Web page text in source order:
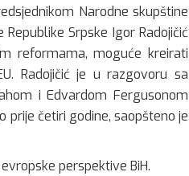
Narodne skupštine
Srpske Igor Radojičić
reformama, moguće kreirati
Radojičić je u razgovoru sa
i Edvardom Fergusonom
prije četiri godine, saopšteno je
perspektive BiH.